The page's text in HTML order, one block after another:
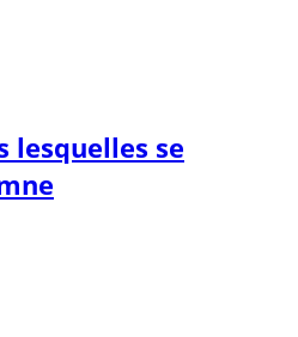
lesquelles se